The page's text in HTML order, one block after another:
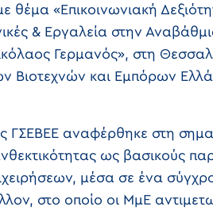
«Επικοινωνιακή
& Εργαλεία στην
Γερμανός», στη
Βιοτεχνών και Εμπόρων
ΓΣΕΒΕΕ αναφέρθηκε στη
ως βασικούς
μέσα σε ένα
στο οποίο οι ΜμΕ